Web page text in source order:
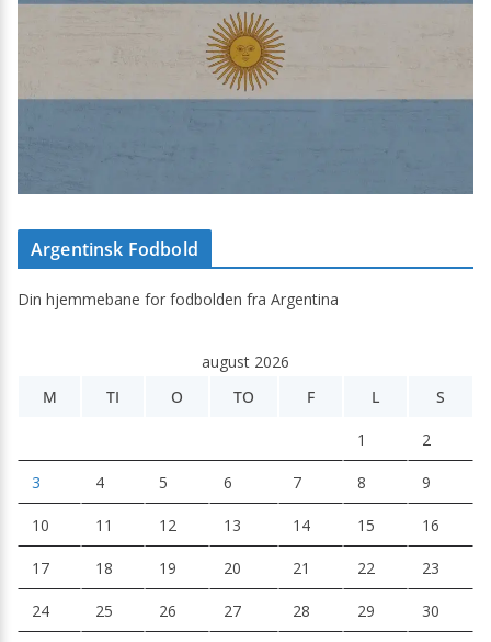
Argentinsk Fodbold
Din hjemmebane for fodbolden fra Argentina
august 2026
M
TI O TO F L S
1 2
3 4 5 6 7 8 9
10 11 12 13 14 15 16
17 18 19 20 21 22 23
24 25 26 27 28 29 30